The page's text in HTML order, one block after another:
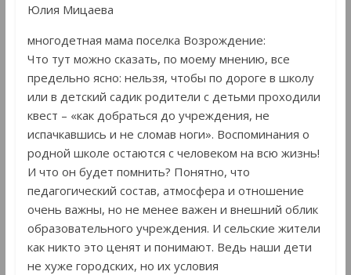
Юлия Мицаева
многодетная мама поселка Возрождение:
Что тут можно сказать, по моему мнению, все
предельно ясно: нельзя, чтобы по дороге в школу
или в детский садик родители с детьми проходили
квест – «как добраться до учреждения, не
испачкавшись и не сломав ноги». Воспоминания о
родной школе остаются с человеком на всю жизнь!
И что он будет помнить? Понятно, что
педагогический состав, атмосфера и отношение
очень важны, но не менее важен и внешний облик
образовательного учреждения. И сельские жители
как никто это ценят и понимают. Ведь наши дети
не хуже городских, но их условия